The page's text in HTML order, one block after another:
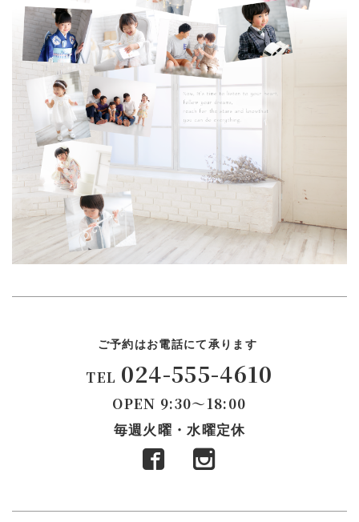
ご予約はお電話にて承ります
TEL 024-555-4610
OPEN 9:30～18:00
毎週火曜・水曜定休